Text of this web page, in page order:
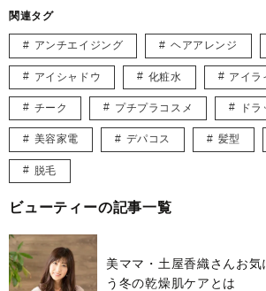
関連タグ
アンチエイジング ヘアアレンジ
アイシャドウ 化粧水 アイラ
チーク プチプラコスメ ド
美容家電 デパコス 髪型
脱毛
ビューティーの記事一覧
美ママ・土屋香織さんお
う冬の乾燥肌ケアとは